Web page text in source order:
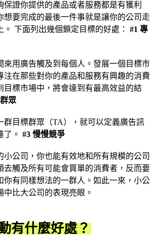
保證你提供的產品或者服務都是有獲利
想要完成的最後一件事就是讓你的公司走
。 下面列出幾個鎖定目標的好處： #1 專
來用廣告觸及到每個人。發展一個目標市
注在那些對你的產品和服務有興趣的消費
目標市場中，將會達到有最高效益的結
眾
群目標群眾（TA），就可以定義廣告訊
了。 #3 慢慢競爭
小公司，你也能有效地和所有規模的公司
去觸及所有可能會買單的消費者，反而要
你有同樣想法的一群人。如此一來，小公
中比大公司的表現亮眼。
有什麼好處？